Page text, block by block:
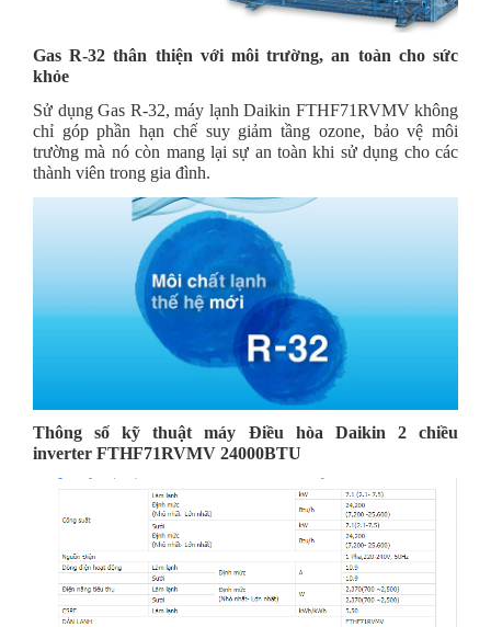
Gas R-32 thân thiện với môi trường, an toàn cho sức
khỏe
Sử dụng Gas R-32, máy lạnh Daikin FTHF71RVMV không
chỉ góp phần hạn chế suy giảm tầng ozone, bảo vệ môi
trường mà nó còn mang lại sự an toàn khi sử dụng cho các
thành viên trong gia đình.
Thông số kỹ thuật máy Điều hòa Daikin 2 chiều
inverter FTHF71RVMV 24000BTU